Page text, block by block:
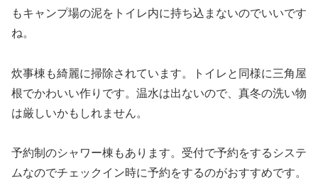
もキャンプ場の泥をトイレ内に持ち込まないのでいいです
ね。
炊事棟も綺麗に掃除されています。トイレと同様に三角屋
根でかわいい作りです。温水は出ないので、真冬の洗い物
は厳しいかもしれません。
予約制のシャワー棟もあります。受付で予約をするシステ
ムなのでチェックイン時に予約をするのがおすすめです。